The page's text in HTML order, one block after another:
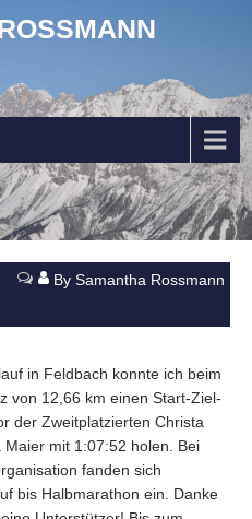
By Samantha Rossmann
in Feldbach konnte ich beim
von 12,66 km einen Start-Ziel-
der Zweitplatzierten Christa
mit 1:07:52 holen. Bei
fanden sich
bis Halbmarathon ein. Danke